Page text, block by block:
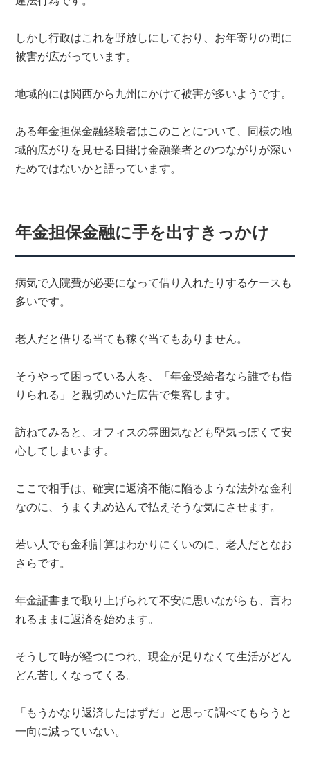
しかし行政はこれを野放しにしており、お年寄りの間に
被害が広がっています。
地域的には関西から九州にかけて被害が多いようです。
ある年金担保金融経験者はこのことについて、同様の地
域的広がりを見せる日掛け金融業者とのつながりが深い
ためではないかと語っています。
年金担保金融に手を出すきっかけ
病気で入院費が必要になって借り入れたりするケースも
多いです。
老人だと借りる当ても稼ぐ当てもありません。
そうやって困っている人を、「年金受給者なら誰でも借
りられる」と親切めいた広告で集客します。
訪ねてみると、オフィスの雰囲気なども堅気っぽくて安
心してしまいます。
ここで相手は、確実に返済不能に陥るような法外な金利
なのに、うまく丸め込んで払えそうな気にさせます。
若い人でも金利計算はわかりにくいのに、老人だとなお
さらです。
年金証書まで取り上げられて不安に思いながらも、言わ
れるままに返済を始めます。
そうして時が経つにつれ、現金が足りなくて生活がどん
どん苦しくなってくる。
「もうかなり返済したはずだ」と思って調べてもらうと
一向に減っていない。